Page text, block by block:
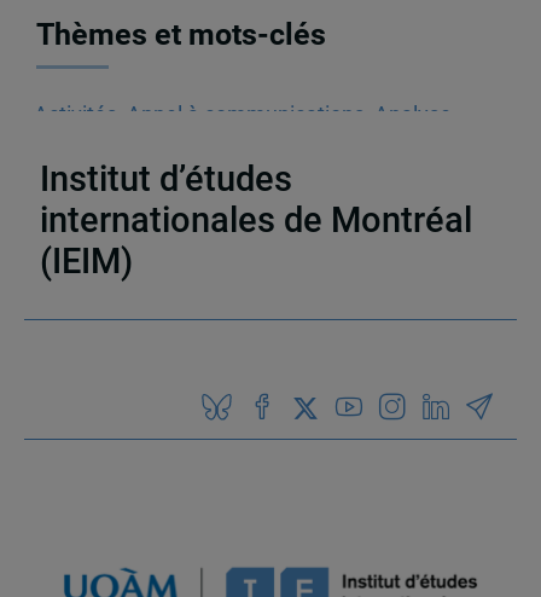
Thèmes et mots-clés
Activités Appel à communications
Analyse
Institut d’études
internationales de Montréal
(IEIM)